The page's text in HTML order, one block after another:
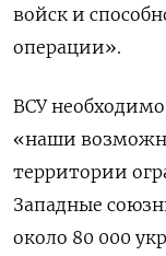
войск и
операции».
ВСУ
«наши
территории
Западные
около 80 000